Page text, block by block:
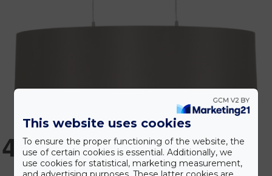
46.990 Ft
This website uses cookies
To ensure the proper functioning of the website, the
use of certain cookies is essential. Additionally, we
use cookies for statistical, marketing measurement,